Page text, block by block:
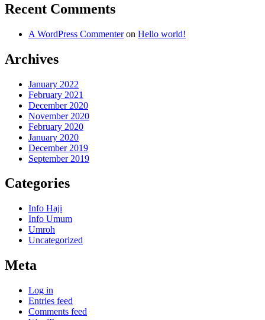
Recent Comments
A WordPress Commenteron Hello world!
Archives
January 2022
February 2021
December 2020
November 2020
February 2020
January 2020
December 2019
September 2019
Categories
Info Haji
Info Umum
Umroh
Uncategorized
Meta
Log in
Entries feed
Comments feed